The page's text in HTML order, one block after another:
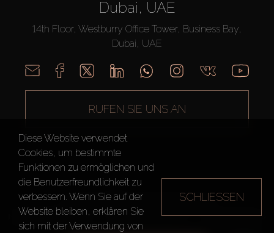
Dubai, UAE
14th Floor, Westburry Office Tower, Business Bay,
Dubai, UAE
RUFEN SIE UNS AN
AX CAPITAL ©2026 Alle Rechte vorbehalten
Nutzungsbedingungen
Datenschutzrichtlinie Seitenverzeichnis
Diese Website verwendet
Cookies, um bestimmte
Funktionen zu ermöglichen und
die Benutzerfreundlichkeit zu
verbessern. Wenn Sie auf der
Website bleiben, erklären Sie
sich mit der Verwendung von
SCHLIESSEN